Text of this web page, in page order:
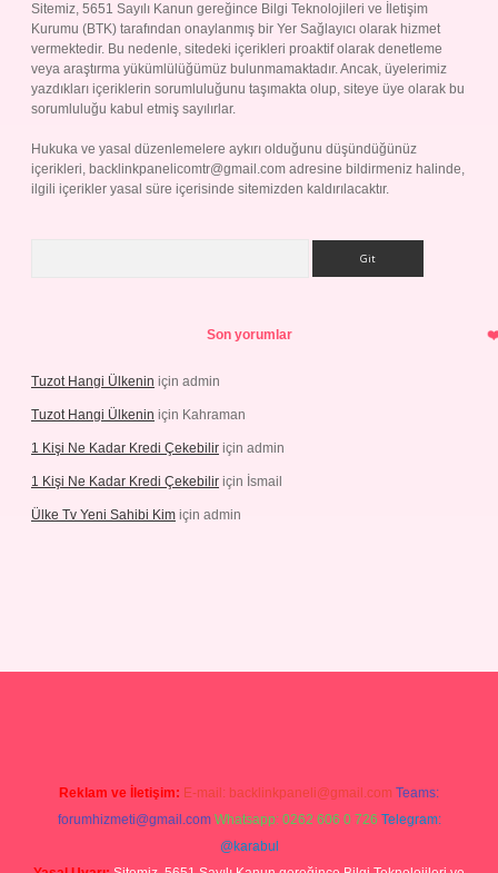
Sitemiz, 5651 Sayılı Kanun gereğince Bilgi Teknolojileri ve İletişim
Kurumu (BTK) tarafından onaylanmış bir Yer Sağlayıcı olarak hizmet
vermektedir. Bu nedenle, sitedeki içerikleri proaktif olarak denetleme
veya araştırma yükümlülüğümüz bulunmamaktadır. Ancak, üyelerimiz
yazdıkları içeriklerin sorumluluğunu taşımakta olup, siteye üye olarak bu
sorumluluğu kabul etmiş sayılırlar.
Hukuka ve yasal düzenlemelere aykırı olduğunu düşündüğünüz
içerikleri, backlinkpanelicomtr@gmail.com adresine bildirmeniz halinde,
ilgili içerikler yasal süre içerisinde sitemizden kaldırılacaktır.
Son yorumlar
Tuzot Hangi Ülkenin için admin
Tuzot Hangi Ülkenin için Kahraman
1 Kişi Ne Kadar Kredi Çekebilir için admin
1 Kişi Ne Kadar Kredi Çekebilir için İsmail
Ülke Tv Yeni Sahibi Kim için admin
Reklam ve İletişim: E-mail: backlinkpaneli@gmail.com Teams:
forumhizmeti@gmail.com Whatsapp: 0262 606 0 726 Telegram:
@karabul